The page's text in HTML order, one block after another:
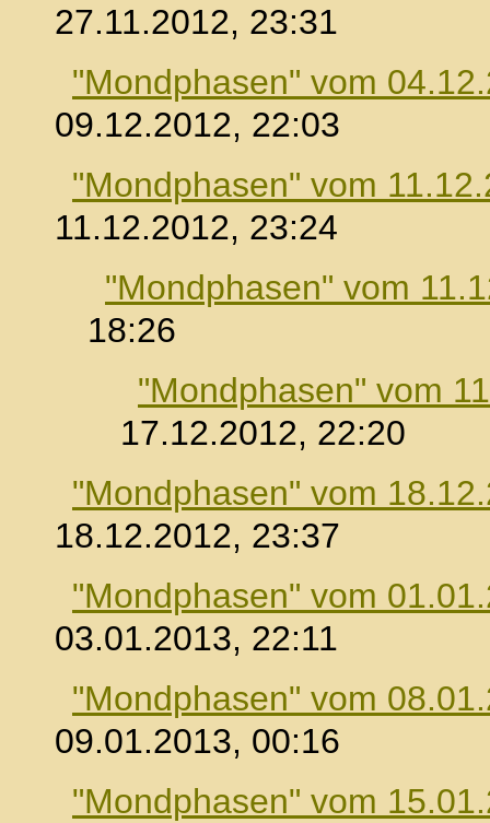
27.11.2012, 23:31
"Mondphasen" vom
09.12.2012, 22:03
"Mondphasen" vom
11.12.2012, 23:24
"Mondphasen" vom
18:26
"Mondphasen" vom
17.12.2012, 22:20
"Mondphasen" vom
18.12.2012, 23:37
"Mondphasen" vom
03.01.2013, 22:11
"Mondphasen" vom
09.01.2013, 00:16
"Mondphasen" vom